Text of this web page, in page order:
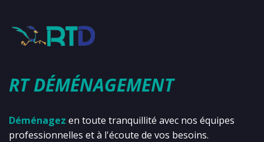
RT DÉMÉNAGEMENT
Déménagez en toute tranquillité avec nos équipes
professionnelles et à l'écoute de vos besoins.